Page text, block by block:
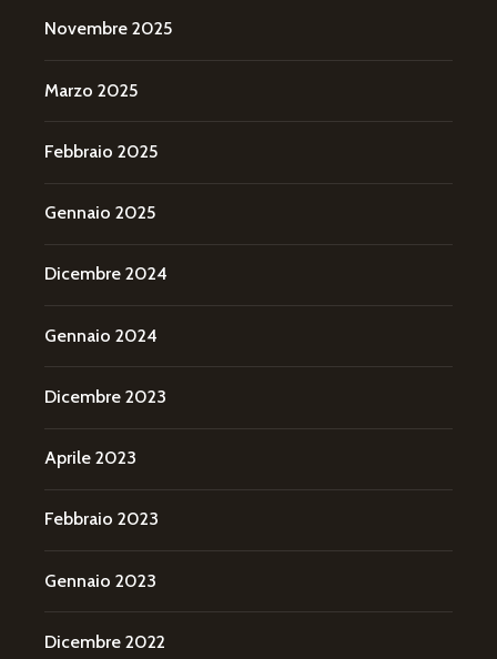
Novembre 2025
Marzo 2025
Febbraio 2025
Gennaio 2025
Dicembre 2024
Gennaio 2024
Dicembre 2023
Aprile 2023
Febbraio 2023
Gennaio 2023
Dicembre 2022